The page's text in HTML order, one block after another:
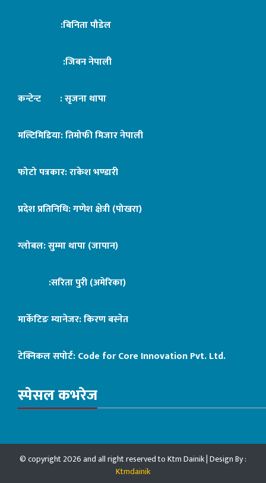
:बिनिता पौडेल
:जिबन नेपाली
कन्टेन्ट : सृजना थापा
मल्टिमिडिया: तिमोफी मिजार नेपाली
फोटो पत्रकार: राकेश भण्डारी
प्रदेश प्रतिनिधि: गणेश क्षेत्री (पोखरा)
ग्लोबल: सुम्मा थापा (जापान)
:सरिता पुरी (अमेरिका)
मार्केटिङ म्यानेजर: किरण बस्नेत
टेक्निकल सपोर्ट:Code for Core Innovation Pvt. Ltd.
स्पेसल कभरेज
© copyright 2026 and all right reserved to Ktm Dainik | Design By :
Ktmdainik